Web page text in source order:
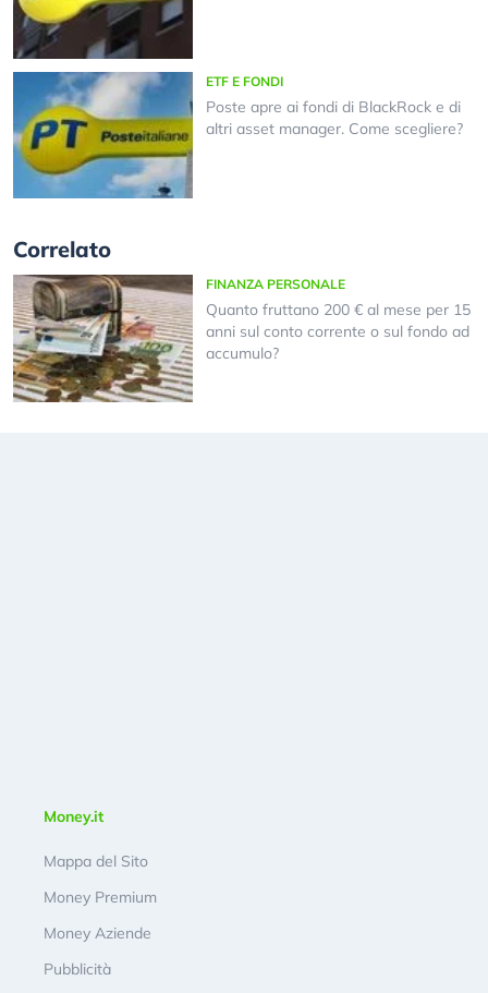
ETF E FONDI
Poste apre ai fondi di BlackRock e di
altri asset manager. Come scegliere?
Correlato
FINANZA PERSONALE
Quanto fruttano 200 € al mese per 15
anni sul conto corrente o sul fondo ad
accumulo?
Money.it
Mappa del Sito
Money Premium
Money Aziende
Pubblicità